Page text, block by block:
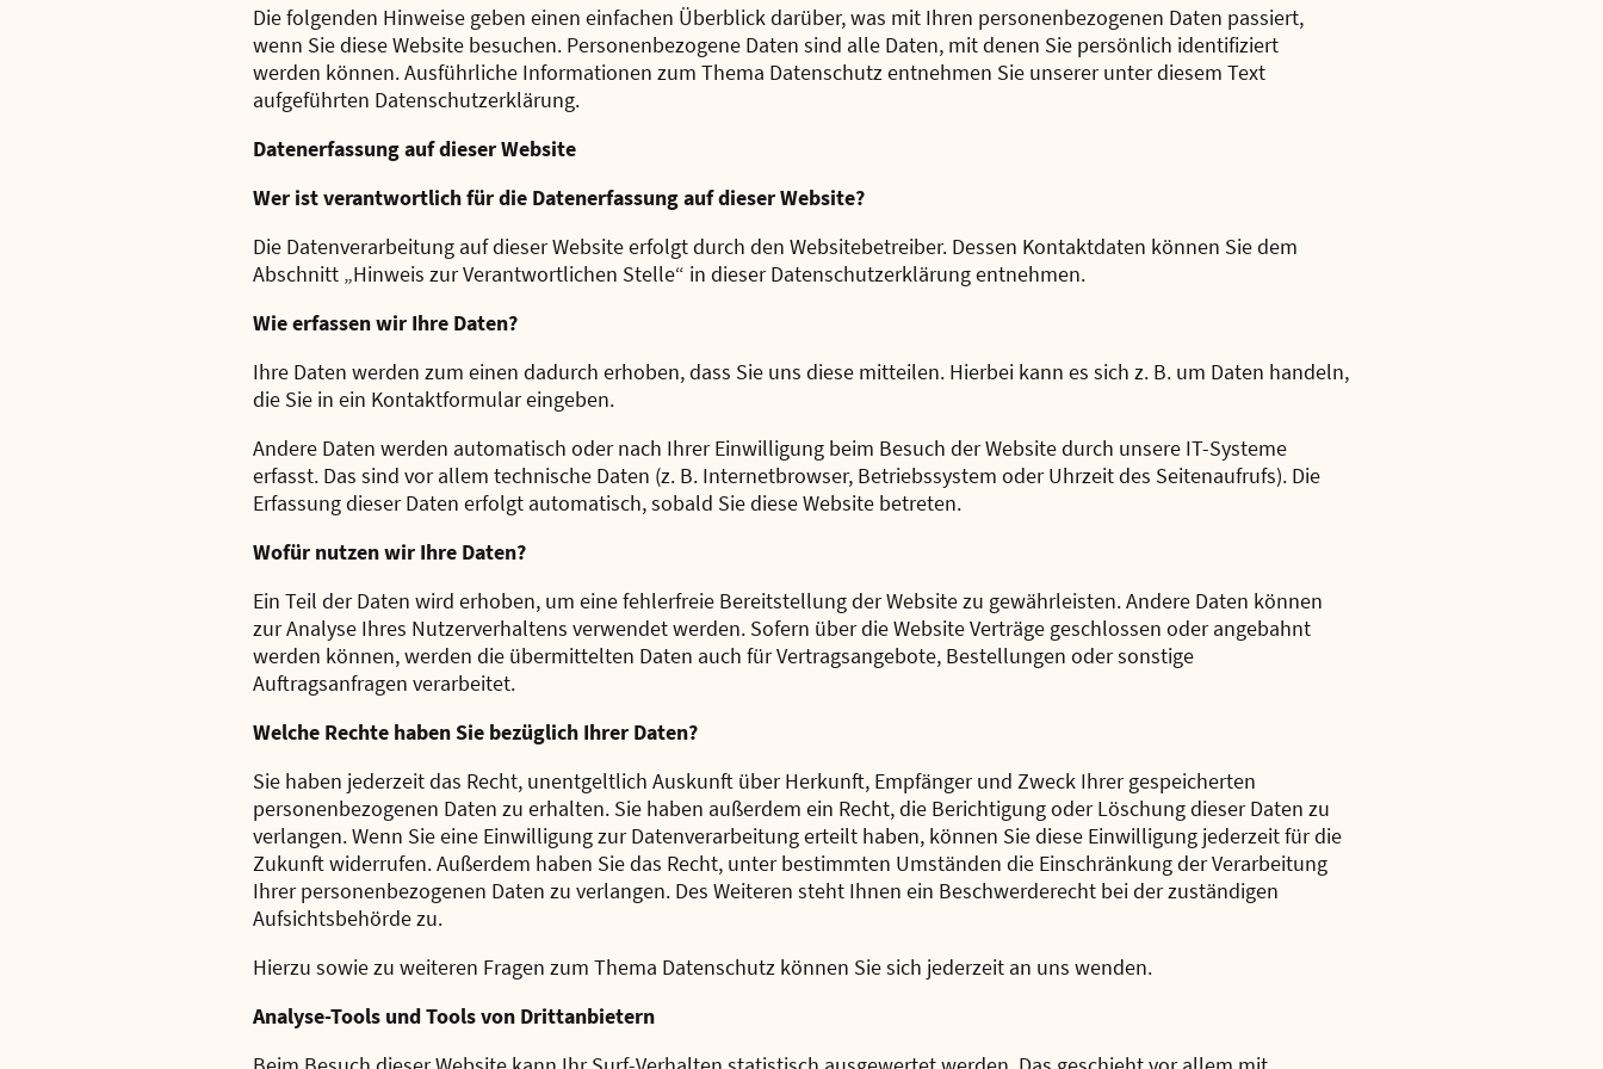
Die folgenden Hinweise geben einen einfachen Überblick darüber, was mit Ihren personenbezogenen Daten passiert,
wenn Sie diese Website besuchen. Personenbezogene Daten sind alle Daten, mit denen Sie persönlich identifiziert
werden können. Ausführliche Informationen zum Thema Datenschutz entnehmen Sie unserer unter diesem Text
aufgeführten Datenschutzerklärung.
Datenerfassung auf dieser Website
Wer ist verantwortlich für die Datenerfassung auf dieser Website?
Die Datenverarbeitung auf dieser Website erfolgt durch den Websitebetreiber. Dessen Kontaktdaten können Sie dem
Abschnitt „Hinweis zur Verantwortlichen Stelle“ in dieser Datenschutzerklärung entnehmen.
Wie erfassen wir Ihre Daten?
Ihre Daten werden zum einen dadurch erhoben, dass Sie uns diese mitteilen. Hierbei kann es sich z. B. um Daten handeln,
die Sie in ein Kontaktformular eingeben.
Andere Daten werden automatisch oder nach Ihrer Einwilligung beim Besuch der Website durch unsere IT-Systeme
erfasst. Das sind vor allem technische Daten (z. B. Internetbrowser, Betriebssystem oder Uhrzeit des Seitenaufrufs). Die
Erfassung dieser Daten erfolgt automatisch, sobald Sie diese Website betreten.
Wofür nutzen wir Ihre Daten?
Ein Teil der Daten wird erhoben, um eine fehlerfreie Bereitstellung der Website zu gewährleisten. Andere Daten können
zur Analyse Ihres Nutzerverhaltens verwendet werden. Sofern über die Website Verträge geschlossen oder angebahnt
werden können, werden die übermittelten Daten auch für Vertragsangebote, Bestellungen oder sonstige
Auftragsanfragen verarbeitet.
Welche Rechte haben Sie bezüglich Ihrer Daten?
Sie haben jederzeit das Recht, unentgeltlich Auskunft über Herkunft, Empfänger und Zweck Ihrer gespeicherten
personenbezogenen Daten zu erhalten. Sie haben außerdem ein Recht, die Berichtigung oder Löschung dieser Daten zu
verlangen. Wenn Sie eine Einwilligung zur Datenverarbeitung erteilt haben, können Sie diese Einwilligung jederzeit für die
Zukunft widerrufen. Außerdem haben Sie das Recht, unter bestimmten Umständen die Einschränkung der Verarbeitung
Ihrer personenbezogenen Daten zu verlangen. Des Weiteren steht Ihnen ein Beschwerderecht bei der zuständigen
Aufsichtsbehörde zu.
Hierzu sowie zu weiteren Fragen zum Thema Datenschutz können Sie sich jederzeit an uns wenden.
Analyse-Tools und Tools von Dritt­anbietern